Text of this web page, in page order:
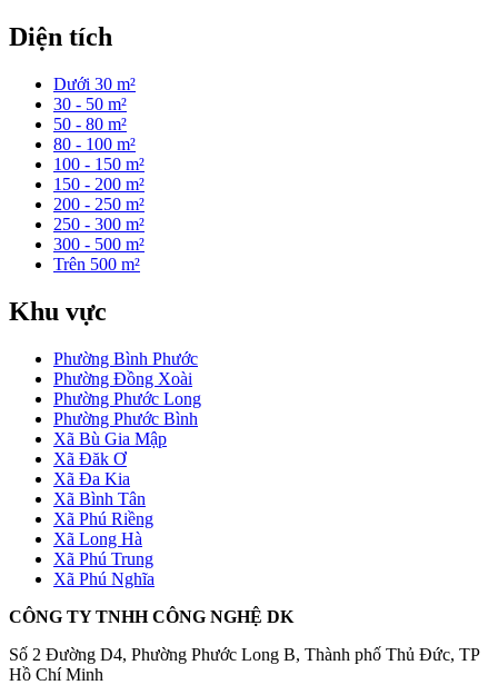
Diện tích
Dưới 30 m²
30 - 50 m²
50 - 80 m²
80 - 100 m²
100 - 150 m²
150 - 200 m²
200 - 250 m²
250 - 300 m²
300 - 500 m²
Trên 500 m²
Khu vực
Phường Bình Phước
Phường Đồng Xoài
Phường Phước Long
Phường Phước Bình
Xã Bù Gia Mập
Xã Đăk Ơ
Xã Đa Kia
Xã Bình Tân
Xã Phú Riềng
Xã Long Hà
Xã Phú Trung
Xã Phú Nghĩa
CÔNG TY TNHH CÔNG NGHỆ DK
Số 2 Đường D4, Phường Phước Long B, Thành phố Thủ Đức, TP
Hồ Chí Minh